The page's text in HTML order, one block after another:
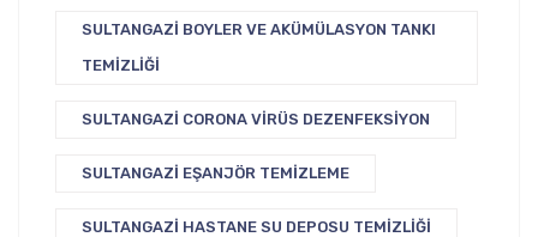
SULTANGAZI BOYLER VE AKÜMÜLASYON TANKI
TEMIZLIĞI
SULTANGAZI CORONA VIRÜS DEZENFEKSIYON
SULTANGAZI EŞANJÖR TEMIZLEME
SULTANGAZI HASTANE SU DEPOSU TEMIZLIĞI